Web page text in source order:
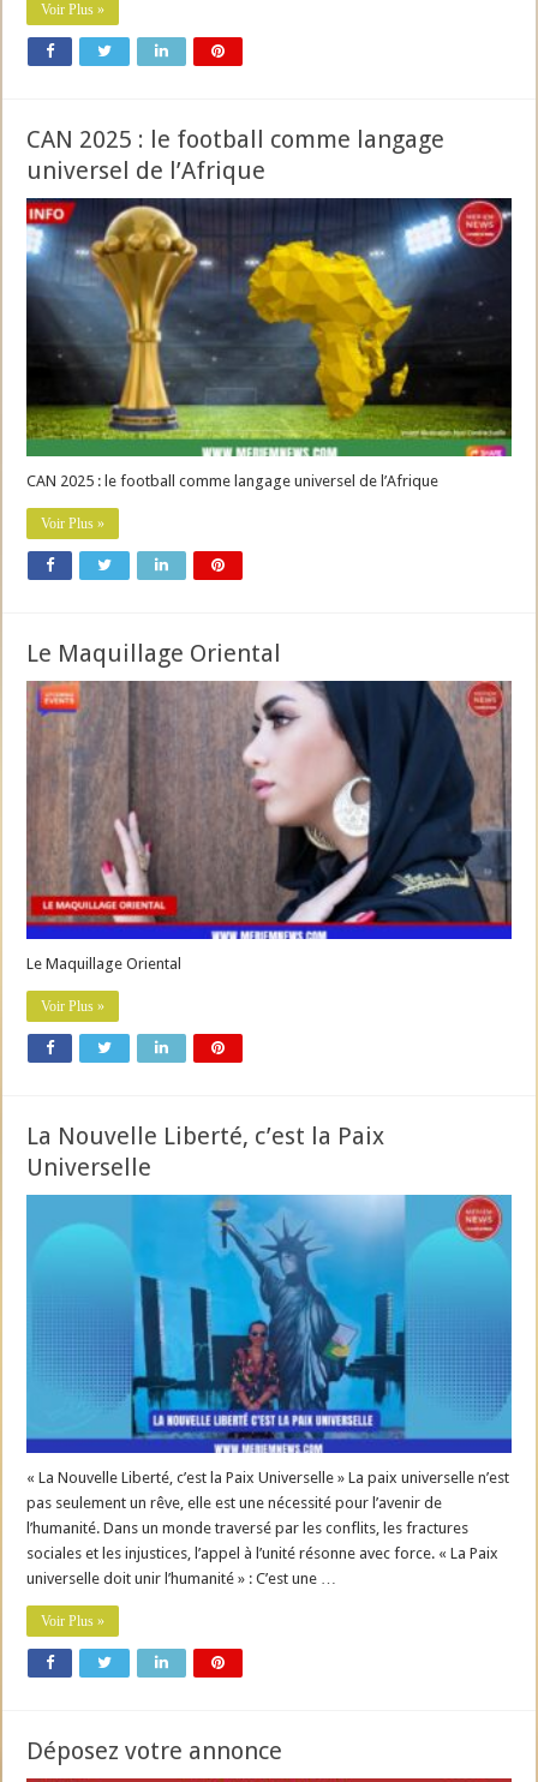
Voir Plus »
CAN 2025 : le football comme langage
universel de l’Afrique
CAN 2025 : le football comme langage universel de l’Afrique
Voir Plus »
Le Maquillage Oriental
Le Maquillage Oriental
Voir Plus »
La Nouvelle Liberté, c’est la Paix
Universelle
« La Nouvelle Liberté, c’est la Paix Universelle » La paix universelle n’est
pas seulement un rêve, elle est une nécessité pour l’avenir de
l’humanité. Dans un monde traversé par les conflits, les fractures
sociales et les injustices, l’appel à l’unité résonne avec force. « La Paix
universelle doit unir l’humanité » : C’est une …
Voir Plus »
Déposez votre annonce